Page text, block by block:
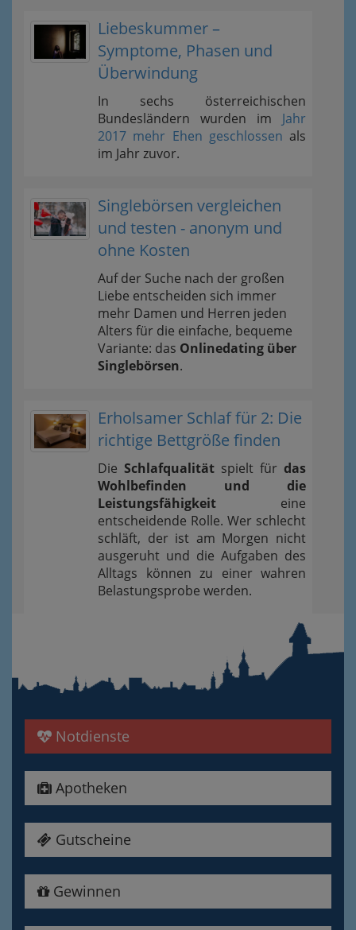
Liebeskummer –
Symptome, Phasen und
Überwindung
In sechs österreichischen
Bundesländern wurden im Jahr
2017 mehr Ehen geschlossen als
im Jahr zuvor.
Singlebörsen vergleichen
und testen - anonym und
ohne Kosten
Auf der Suche nach der großen
Liebe entscheiden sich immer
mehr Damen und Herren jeden
Alters für die einfache, bequeme
Variante: das Onlinedating über
Singlebörsen.
Erholsamer Schlaf für 2: Die
richtige Bettgröße finden
Die Schlafqualität spielt für das
Wohlbefinden und die
Leistungsfähigkeit eine
entscheidende Rolle. Wer schlecht
schläft, der ist am Morgen nicht
ausgeruht und die Aufgaben des
Alltags können zu einer wahren
Belastungsprobe werden.
Notdienste
Apotheken
Gutscheine
Gewinnen